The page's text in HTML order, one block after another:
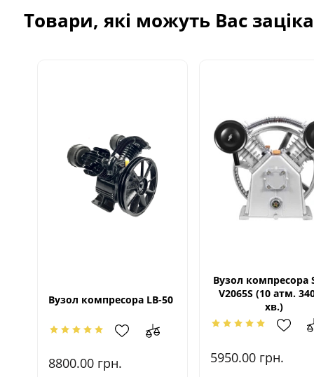
Товари, які можуть Вас
Вузол компресора LB-50
8800.00 грн.
Вузол компресора
V2065S (10 атм.
хв.)
5950.00 грн.